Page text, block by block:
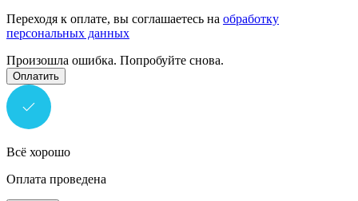
Переходя к оплате, вы соглашаетесь на обработку
персональных данных
Произошла ошибка. Попробуйте снова.
Оплатить
Всё хорошо
Оплата проведена